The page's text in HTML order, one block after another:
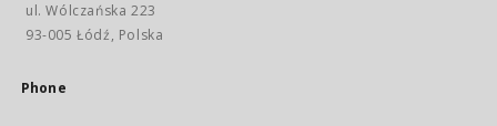
ul. Wólczańska 223
93-005 Łódź, Polska
Phone